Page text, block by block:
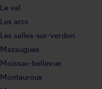
Le val
Les arcs
Les salles-sur-verdon
Mazaugues
Moissac-bellevue
Montauroux